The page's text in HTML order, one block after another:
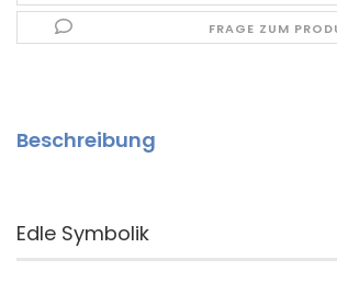
FRAGE ZUM
Beschreibung
Edle Symbolik